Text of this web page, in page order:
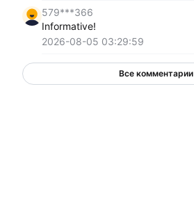
579***366
Informative!
2026-08-05 03:29:59
Все комментарии